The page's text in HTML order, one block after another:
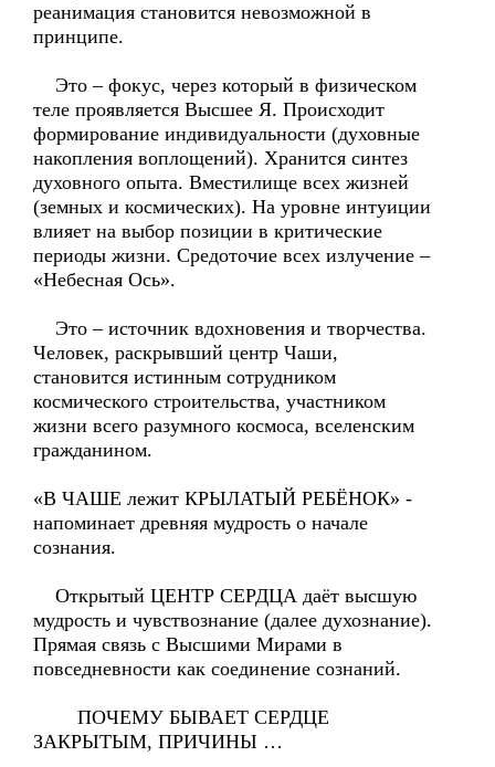
реанимация становится невозможной в
принципе.
Это – фокус, через который в физическом
теле проявляется Высшее Я. Происходит
формирование индивидуальности (духовные
накопления воплощений). Хранится синтез
духовного опыта. Вместилище всех жизней
(земных и космических). На уровне интуиции
влияет на выбор позиции в критические
периоды жизни. Средоточие всех излучение –
«Небесная Ось».
Это – источник вдохновения и творчества.
Человек, раскрывший центр Чаши,
становится истинным сотрудником
космического строительства, участником
жизни всего разумного космоса, вселенским
гражданином.
«В ЧАШЕ лежит КРЫЛАТЫЙ РЕБЁНОК» -
напоминает древняя мудрость о начале
сознания.
Открытый ЦЕНТР СЕРДЦА даёт высшую
мудрость и чувствознание (далее духознание).
Прямая связь с Высшими Мирами в
повседневности как соединение сознаний.
ПОЧЕМУ БЫВАЕТ СЕРДЦЕ
ЗАКРЫТЫМ, ПРИЧИНЫ …